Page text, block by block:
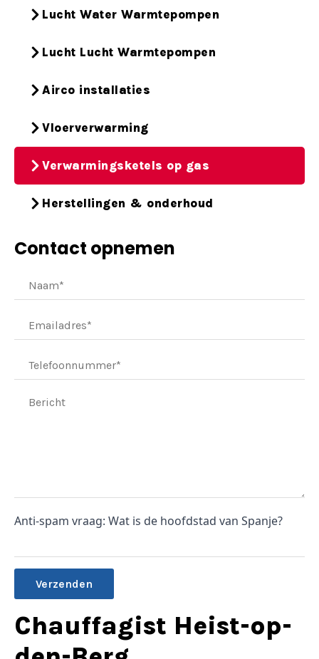
Lucht Water Warmtepompen
Lucht Lucht Warmtepompen
Airco installaties
Vloerverwarming
Verwarmingsketels op gas
Herstellingen & onderhoud
Contact opnemen
Anti-spam vraag: Wat is de hoofdstad van Spanje?
Alternative:
Chauffagist Heist-op-